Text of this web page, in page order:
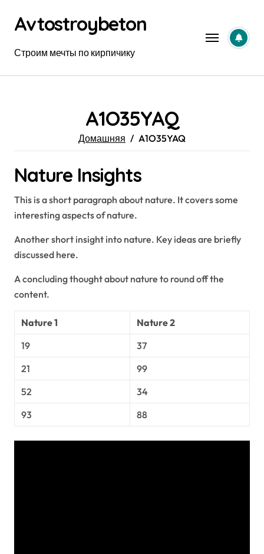
содержанию
Avtostroybeton
Строим мечты по кирпичику
A1O35YAQ
Домашняя A1O35YAQ
Nature Insights
This is a short paragraph about nature. It covers some
interesting aspects of nature.
Another short insight into nature. Key ideas are briefly
discussed here.
A concluding thought about nature to round off the
content.
Nature 1
Nature 2
19
37
21
99
52
34
93
88